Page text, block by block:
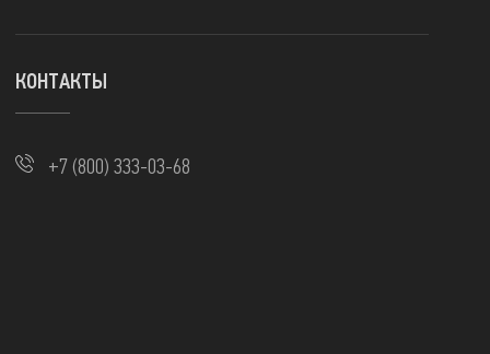
КОНТАКТЫ
+7 (800) 333-03-68